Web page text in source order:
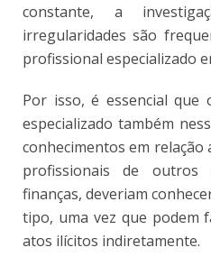
constante, a
irregularidades são
profissional especializado
Por isso, é essencial que
especializado também
conhecimentos em relação
profissionais de
finanças, deveriam
tipo, uma vez que podem
atos ilícitos indiretamente.